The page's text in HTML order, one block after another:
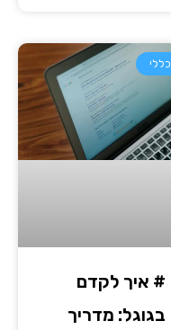
כללי
# איך לקדם
בגוגל: מדריך